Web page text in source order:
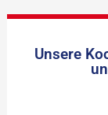
Unsere